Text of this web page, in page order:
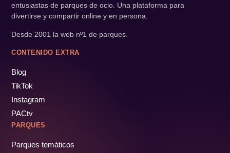
entusiastas de parques de ocio. Una plataforma para
divertirse y compartir online y en persona.
Desde 2001 la web nº1 de parques.
CONTENIDO EXTRA
Blog
TikTok
Instagram
PACtv
PARQUES
Parques temáticos